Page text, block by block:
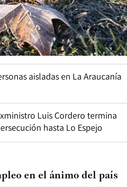
aisladas en La Araucanía
Luis Cordero termina
hasta Lo Espejo
en el ánimo del país